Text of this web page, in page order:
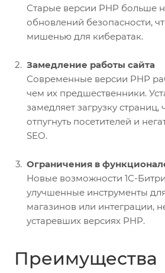
Старые версии PHP больше
обновлений безопасности,
мишенью для кибератак.
Замедление работы сайта
Современные версии PHP
чем их предшественники.
замедляет загрузку страниц,
отпугнуть посетителей и
SEO.
Ограничения в
Новые возможности 1С-
улучшенные инструменты
магазинов или интеграции,
устаревших версиях PHP.
Преимущества